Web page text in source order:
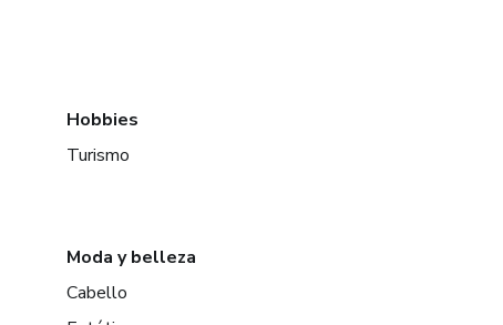
Hobbies
Turismo
Moda y belleza
Cabello